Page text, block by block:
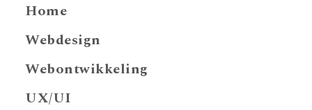
Home
Webdesign
Webontwikkeling
UX/UI